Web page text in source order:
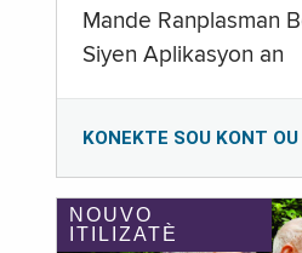
Mande Ranplasman
Siyen Aplikasyon an
KONEKTE SOU KONT OU
NOUVO
ITILIZATÈ